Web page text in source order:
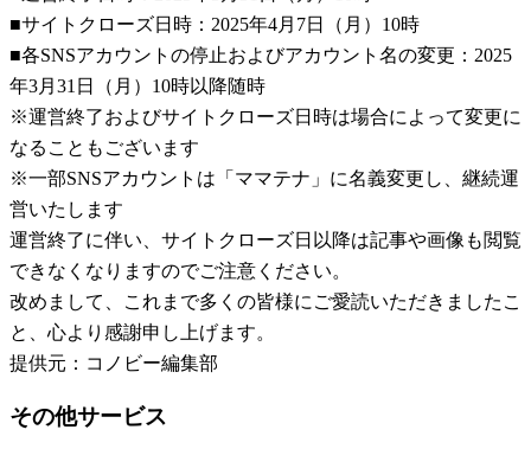
■サイトクローズ日時：2025年4月7日（月）10時
■各SNSアカウントの停止およびアカウント名の変更：2025
年3月31日（月）10時以降随時
※運営終了およびサイトクローズ日時は場合によって変更に
なることもございます
※一部SNSアカウントは「ママテナ」に名義変更し、継続運
営いたします
運営終了に伴い、サイトクローズ日以降は記事や画像も閲覧
できなくなりますのでご注意ください。
改めまして、これまで多くの皆様にご愛読いただきましたこ
と、心より感謝申し上げます。
提供元：コノビー編集部
その他サービス